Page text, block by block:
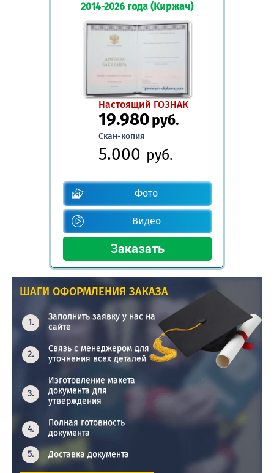
2014-2026 года (Киржач)
Настоящий ГОЗНАК
19.980руб.
Скан-копия
5.000 руб.
Фото
Видео
ШАГИ ОФОРМЛЕНИЯ ЗАКАЗА
Заполнить заявку у нас на
сайте
Связь с менеджером для
уточнения всех деталей
Изготовление макета
документа для
утверждения
Полная готовность
документа
Доставка документа